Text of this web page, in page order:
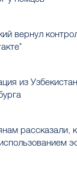
вернул
из
рассказали,